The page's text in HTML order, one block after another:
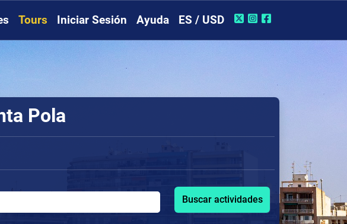
Tours Iniciar Sesión Ayuda ES / USD
Pola
Buscar actividades